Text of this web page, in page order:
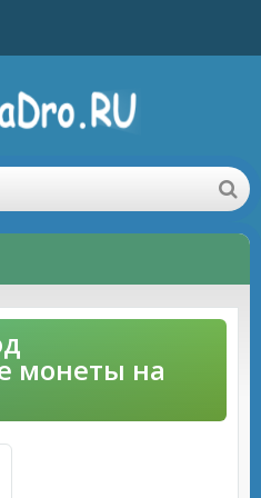
монеты на